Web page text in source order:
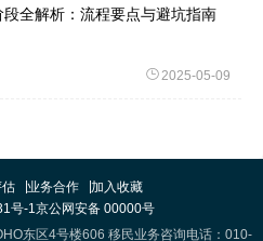
段全解析：流程要点与避坑指南
2025-05-09
业务合作
加入收藏
号-1京公网安备 00000号
东区4号楼606 移民业务咨询电话：010-